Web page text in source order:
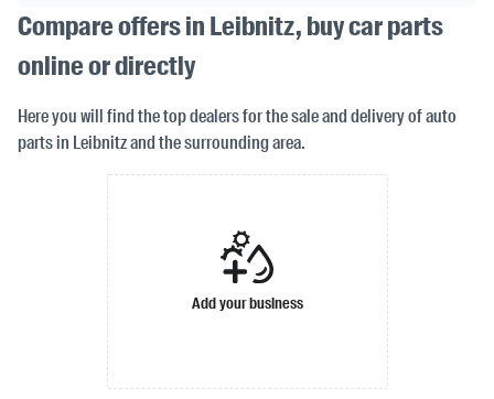
Compare offers in Leibnitz, buy car parts
online or directly
Here you will find the top dealers for the sale and delivery of auto
parts in Leibnitz and the surrounding area.
Add your business